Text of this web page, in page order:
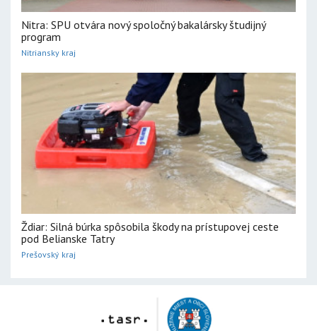
Nitra: SPU otvára nový spoločný bakalársky študijný
program
Nitriansky kraj
Ždiar: Silná búrka spôsobila škody na prístupovej ceste
pod Belianske Tatry
Prešovský kraj